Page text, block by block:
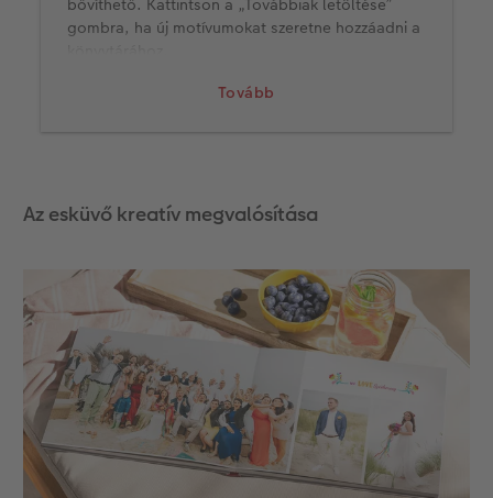
Tovább
gombra, ha új motívumokat szeretne hozzáadni a
Az esküvő kreatív megvalósítása